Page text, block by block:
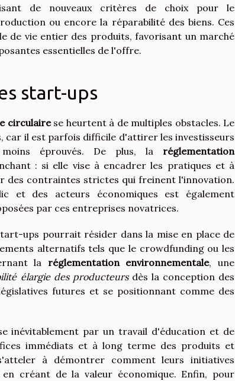
de nouveaux critères de choix pour le
ou encore la réparabilité des biens. Ces
de vie entier des produits, favorisant un marché
essentielles de l'offre.
start-ups
circulairese heurtent à de multiples obstacles. Le
car il est parfois difficile d'attirer les investisseurs
éprouvés. De plus, la réglementation
: si elle vise à encadrer les pratiques et à
des contraintes strictes qui freinent l'innovation.
et des acteurs économiques est également
par ces entreprises novatrices.
ups pourrait résider dans la mise en place de
alternatifs tels que le crowdfunding ou les
la réglementation environnementale, une
élargie des producteursdès la conception des
futures et se positionnant comme des
inévitablement par un travail d'éducation et de
immédiats et à long terme des produits et
à démontrer comment leurs initiatives
créant de la valeur économique. Enfin, pour